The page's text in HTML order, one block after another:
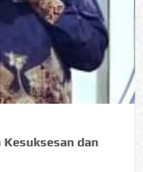
Kesuksesan dan